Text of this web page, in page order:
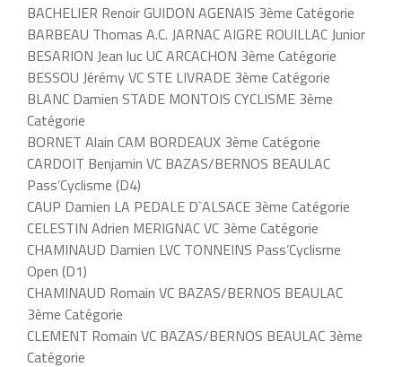
BACHELIER Renoir GUIDON AGENAIS 3ème Catégorie
BARBEAU Thomas A.C. JARNAC AIGRE ROUILLAC Junior
BESARION Jean luc UC ARCACHON 3ème Catégorie
BESSOU Jérémy VC STE LIVRADE 3ème Catégorie
BLANC Damien STADE MONTOIS CYCLISME 3ème
Catégorie
BORNET Alain CAM BORDEAUX 3ème Catégorie
CARDOIT Benjamin VC BAZAS/BERNOS BEAULAC
Pass’Cyclisme (D4)
CAUP Damien LA PEDALE D`ALSACE 3ème Catégorie
CELESTIN Adrien MERIGNAC VC 3ème Catégorie
CHAMINAUD Damien LVC TONNEINS Pass’Cyclisme
Open (D1)
CHAMINAUD Romain VC BAZAS/BERNOS BEAULAC
3ème Catégorie
CLEMENT Romain VC BAZAS/BERNOS BEAULAC 3ème
Catégorie